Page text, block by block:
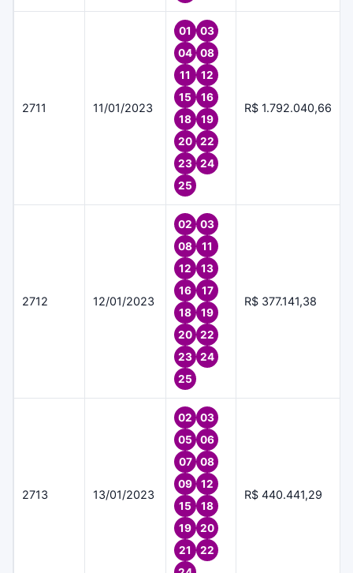
2711 11/01/2023
01
03
04
08
11
12
15
16
18
19
20
22
23
24
25
R$ 1.792.040,66
2712 12/01/2023
02
03
08
11
12
13
16
17
18
19
20
22
23
24
25
R$ 377.141,38
2713 13/01/2023
02
03
05
06
07
08
09
12
15
18
19
20
21
22
R$ 440.441,29